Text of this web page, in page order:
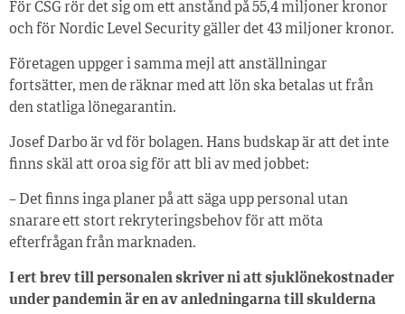
För CSG rör det sig om ett anstånd på 55,4 miljoner kronor
och för Nordic Level Security gäller det 43 miljoner kronor.
Företagen uppger i samma mejl att anställningar
fortsätter, men de räknar med att lön ska betalas ut från
den statliga lönegarantin.
Josef Darbo är vd för bolagen. Hans budskap är att det inte
finns skäl att oroa sig för att bli av med jobbet:
– Det finns inga planer på att säga upp personal utan
snarare ett stort rekryteringsbehov för att möta
efterfrågan från marknaden.
I ert brev till personalen skriver ni att sjuklönekostnader
under pandemin är en av anledningarna till skulderna